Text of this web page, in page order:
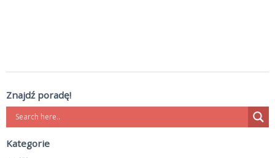
Znajdź poradę!
Kategorie